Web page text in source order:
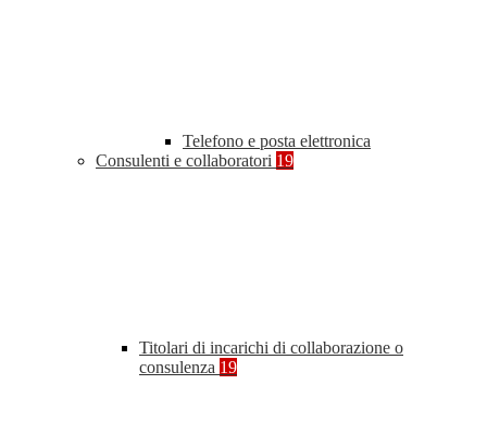
Telefono e posta elettronica
Consulenti e collaboratori 19
Titolari di incarichi di collaborazione o
consulenza 19